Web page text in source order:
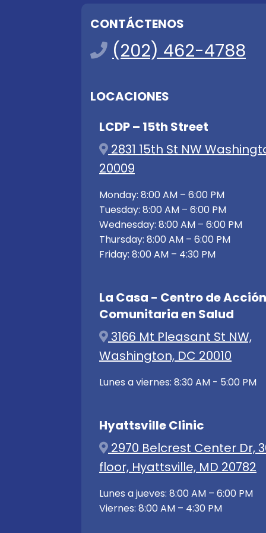
CONTÁCTENOS
(202) 462-4788
LOCACIONES
LCDP – 15th Street
2831 15th St NW
20009
Monday: 8:00 AM – 6:00 PM
Tuesday: 8:00 AM – 6:00 PM
Wednesday: 8:00 AM – 6:00 PM
Thursday: 8:00 AM – 6:00 PM
Friday: 8:00 AM – 4:30 PM
La Casa - Centro de Acción
Comunitaria en Salud
3166 Mt Pleasant St NW,
Washington, DC 20010
Lunes a viernes: 8:30 AM - 5:00 PM
Hyattsville Clinic
2970 Belcrest Center Dr,
floor, Hyattsville, MD 20782
Lunes a jueves: 8:00 AM – 6:00 PM
Viernes: 8:00 AM – 4:30 PM